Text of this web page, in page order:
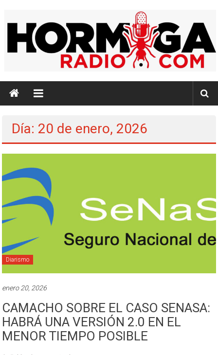
contenido
Hormiga
Radio
Cultura,
Música
e
Día: 20 de enero, 2026
Diarismo
enero 20, 2026
CAMACHO SOBRE EL CASO SENASA:
HABRÁ UNA VERSIÓN 2.0 EN EL
MENOR TIEMPO POSIBLE